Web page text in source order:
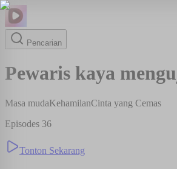
Pencarian
Pewaris kaya
Masa mudaKehamilanCinta yang Cemas
Episodes 36
Tonton Sekarang